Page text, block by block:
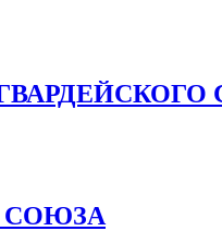
СОЮЗА